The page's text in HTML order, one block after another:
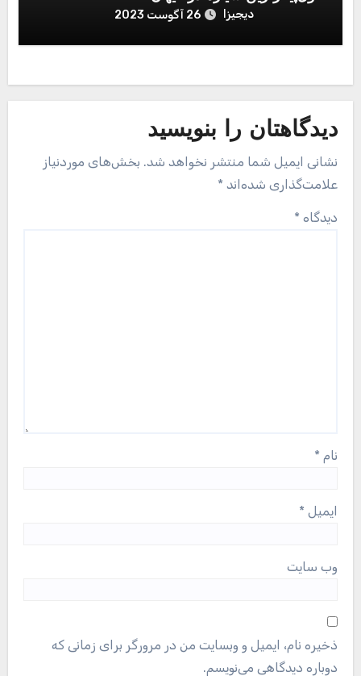
دیجیزا 26 آگوست 2023
دیدگاهتان را بنویسید
نشانی ایمیل شما منتشر نخواهد شد. بخش‌های موردنیاز
علامت‌گذاری شده‌اند *
دیدگاه *
نام *
ایمیل *
وب‌ سایت
ذخیره نام، ایمیل و وبسایت من در مرورگر برای زمانی که
دوباره دیدگاهی می‌نویسم.